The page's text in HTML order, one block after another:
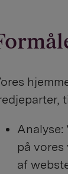
på
af